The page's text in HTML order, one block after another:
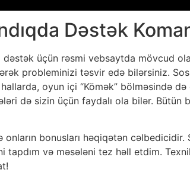
Dəstək
dəstək üçün rəsmi vebsaytda mövcud
probleminizi təsvir edə bilərsiniz.
oyun içi “Kömək” bölməsində
də sizin üçün faydalı ola bilər. Bütün
bonusları həqiqətən
tapdım və məsələni tez həll etdim.